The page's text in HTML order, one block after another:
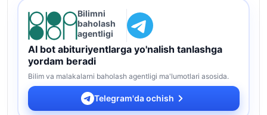
Bilimni
baholash
agentligi
AI bot abituriyentlarga yo'nalish tanlashga
yordam beradi
Bilim va malakalarni baholash agentligi ma'lumotlari asosida.
Telegram'da ochish